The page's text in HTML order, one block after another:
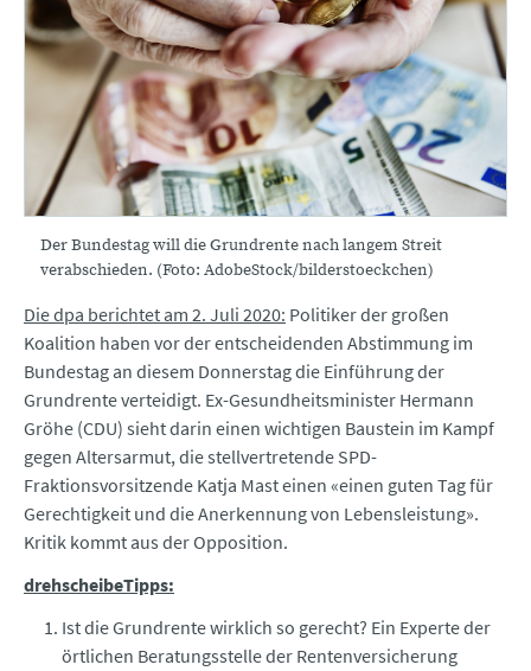
Der Bundestag will die Grundrente nach langem Streit
verabschieden. (Foto: AdobeStock/bilderstoeckchen)
Die dpa berichtet am 2. Juli 2020: Politiker der großen
Koalition haben vor der entscheidenden Abstimmung im
Bundestag an diesem Donnerstag die Einführung der
Grundrente verteidigt. Ex-Gesundheitsminister Hermann
Gröhe (CDU) sieht darin einen wichtigen Baustein im Kampf
gegen Altersarmut, die stellvertretende SPD-
Fraktionsvorsitzende Katja Mast einen «einen guten Tag für
Gerechtigkeit und die Anerkennung von Lebensleistung».
Kritik kommt aus der Opposition.
drehscheibeTipps:
Ist die Grundrente wirklich so gerecht? Ein Experte der
örtlichen Beratungsstelle der Rentenversicherung